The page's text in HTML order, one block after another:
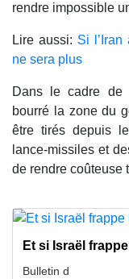
rendre impossible
Lire aussi: Si
ne sera plus
Dans le cadre de
bourré la zone du
être tirés depuis
lance-missiles et
de rendre coûteuse
Et si Israël
Bulletin d